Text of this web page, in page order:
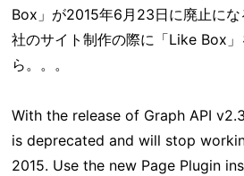
Box」が2015年6月23日に廃止に
社のサイト制作の際に「Like Box
ら。。。
With the release of Graph API
is deprecated and will stop
2015. Use the new Page Plugin